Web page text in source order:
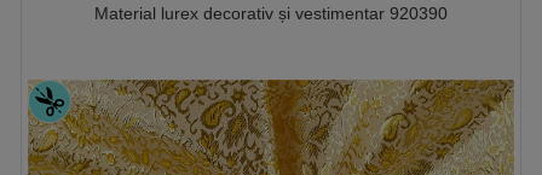
Material lurex decorativ și vestimentar 920390